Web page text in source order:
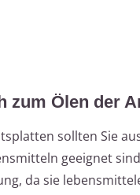
zum Ölen der
sollten Sie
geeignet
da sie